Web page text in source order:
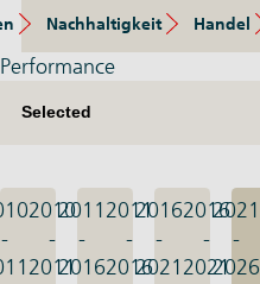
Nachhaltigkeit Handel
Performance
-
2010
-
2011
2011
-
2016
2011
-
2016
2016
-
2021
2016
-
2021
2021
-
2026